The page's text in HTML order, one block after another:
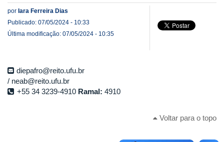
por Iara Ferreira Dias
Publicado: 07/05/2024 - 10:33
Última modificação: 07/05/2024 - 10:35
diepafro@reito.ufu.br
neab@reito.ufu.br
+55 34 3239-4910 Ramal: 4910
Voltar para o topo